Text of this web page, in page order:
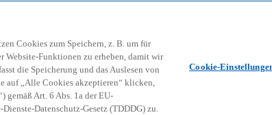
Cookies zum Speichern, z. B. um für
Website-Funktionen zu erheben, damit wir
die Speicherung und das Auslesen von
auf „Alle Cookies akzeptieren“ klicken,
gemäß Art. 6 Abs. 1a der EU-
Datenschutz-Gesetz (TDDDG) zu.
Cookie-